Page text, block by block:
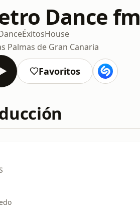
Dance fm
ÉxitosHouse
Palmas de Gran Canaria
Favoritos